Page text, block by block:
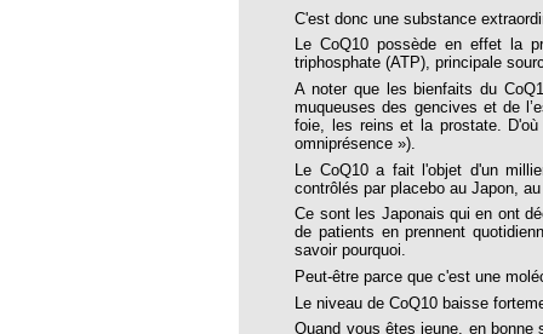
C'est donc une substance
Le CoQ10 possède en effet la
triphosphate (ATP), principale
A noter que les bienfaits du
muqueuses des gencives et de
foie, les reins et la prostate.
omniprésence »).
Le CoQ10 a fait l'objet d'un
contrôlés par placebo au Japon,
Ce sont les Japonais qui en ont
de patients en prennent
savoir pourquoi.
Peut-être parce que c'est une
Le niveau de CoQ10 baisse
Quand vous êtes jeune, en